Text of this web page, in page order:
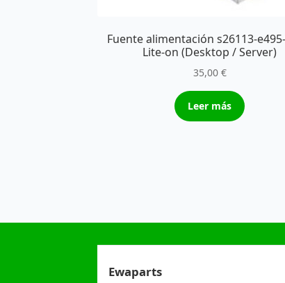
Fuente alimentación s26113-
Lite-on (Desktop / Server)
35,00 €
Leer más
Ewaparts